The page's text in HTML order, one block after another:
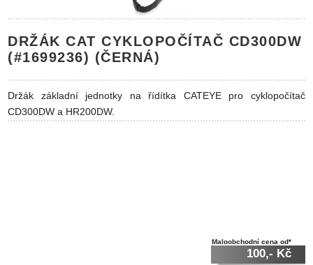
DRŽÁK CAT CYKLOPOČÍTAČ CD300DW
(#1699236) (ČERNÁ)
Držák základní jednotky na řídítka CATEYE pro cyklopočítač
CD300DW a HR200DW.
Maloobchodní cena od*
100,- Kč